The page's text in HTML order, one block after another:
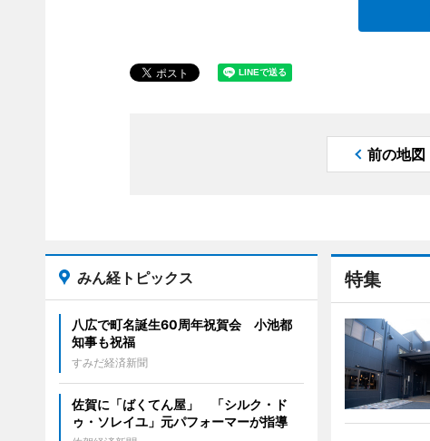
前の地図
特集
みん経トピックス
八広で町名誕生60周年祝賀会 小池都
知事も祝福
すみだ経済新聞
佐賀に「ばくてん屋」 「シルク・ド
ゥ・ソレイユ」元パフォーマーが指導